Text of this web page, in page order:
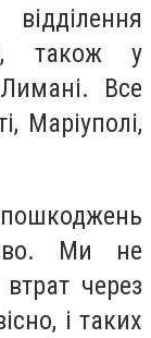
також у
Все
Маріуполі,
пошкоджень
Ми не
через
і таких